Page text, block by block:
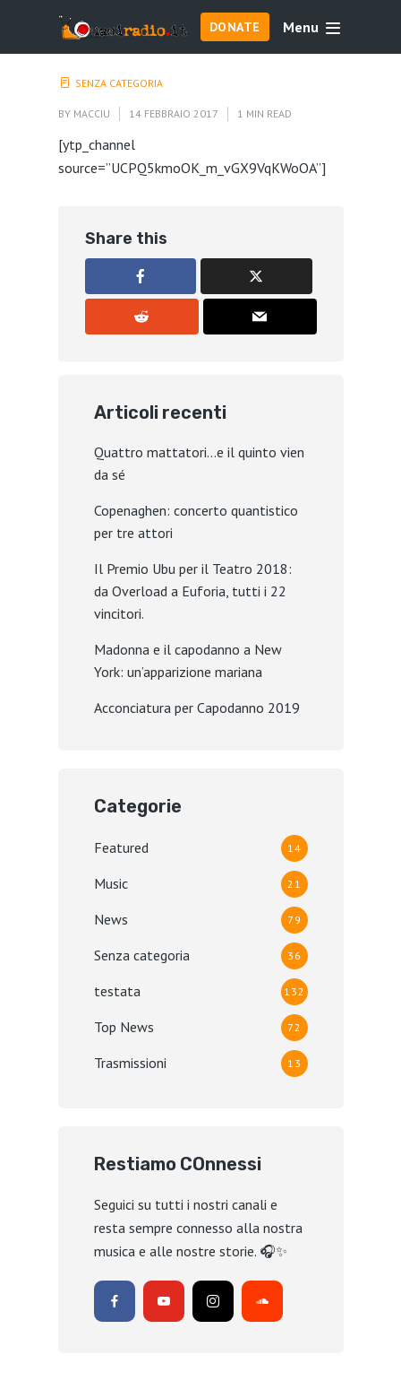
DONATE Menu
SENZA CATEGORIA
BY MACCIU 14 FEBBRAIO 2017 1 MIN READ
[ytp_channel
source=”UCPQ5kmoOK_m_vGX9VqKWoOA”]
Share this
Articoli recenti
Quattro mattatori…e il quinto vien
da sé
Copenaghen: concerto quantistico
per tre attori
Il Premio Ubu per il Teatro 2018:
da Overload a Euforia, tutti i 22
vincitori.
Madonna e il capodanno a New
York: un’apparizione mariana
Acconciatura per Capodanno 2019
Categorie
Featured 14
Music 21
News 79
Senza categoria 36
testata 132
Top News 72
Trasmissioni 13
Restiamo COnnessi
Seguici su tutti i nostri canali e
resta sempre connesso alla nostra
musica e alle nostre storie. 🎧✨